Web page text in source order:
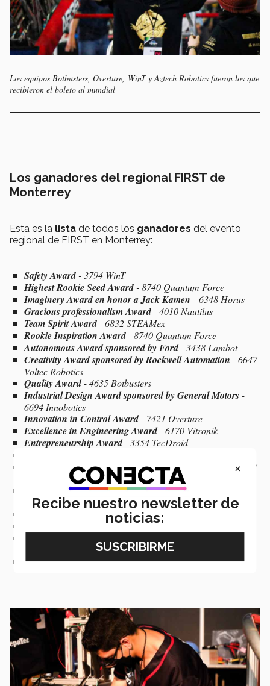
Los equipos Botbusters, Overture, WinT y Aztech Robotics fueron los que
recibieron el boleto al mundial
Los ganadores del regional FIRST de
Monterrey
Esta es la lista de todos los ganadores del evento
regional de FIRST en Monterrey:
Safety Award- 3794 WinT
Highest Rookie Seed Award- 8740 Quantum Force
Imaginery Award en honor a Jack Kamen - 6348 Horus
Gracious professionalism Award- 4010 Nautilus
Team Spirit Award- 6832 STEAMex
Rookie Inspiration Award- 8740 Quantum Force
Autonomous Award sponsored by Ford- 3438 Lambot
Creativity Award sponsored by Rockwell Automation - 6647
Voltec Robotics
Quality Award- 4635 Botbusters
Industrial Design Award sponsored by General Motors-
6694 Innobotics
Innovation in Control Award- 7421 Overture
Excellence in Engineering Award- 6170 Vitronik
Entrepreneurship Award- 3354 TecDroid
Regional Finalists- 3478 Lambot 6348 - 5887 Horus - 5887
Regional Winners- 4635 Botbusters - 7421 Overture - 5948
Lebotics
Rookie All Star Award- 8741 Raccoons
Engineering Inspiration Award- 3794 WinT
Imelda Gómez González
Chairman's Award- 3478 Aztech Robotics
×
Recibe nuestro newsletter de
noticias: